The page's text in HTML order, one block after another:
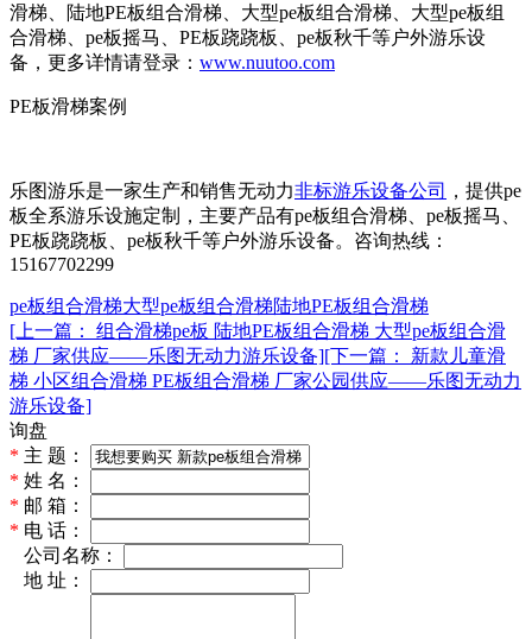
滑梯、陆地PE板组合滑梯、大型pe板组合滑梯、大型pe板组
合滑梯、pe板摇马、PE板跷跷板、pe板秋千等户外游乐设
备，更多详情请登录： www.nuutoo.com
PE板滑梯案例
乐图游乐是一家生产和销售无动力非标游乐设备公司
，提供pe
板全系游乐设施定制，主要产品有pe板组合滑梯、pe板摇马、
PE板跷跷板、pe板秋千等户外游乐设备。咨询热线：
15167702299
pe板组合滑梯大型pe板组合滑梯陆地PE板组合滑梯
[上一篇： 组合滑梯pe板 陆地PE板组合滑梯 大型pe板组合滑
梯 厂家供应——乐图无动力游乐设备][下一篇： 新款儿童滑
梯 小区组合滑梯 PE板组合滑梯 厂家公园供应——乐图无动力
游乐设备]
询盘
* 主 题：
* 姓 名：
* 邮 箱：
* 电 话：
公司名称：
地 址：